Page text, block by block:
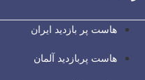
هاست پر بازدید ایران
هاست پربازدید آلمان